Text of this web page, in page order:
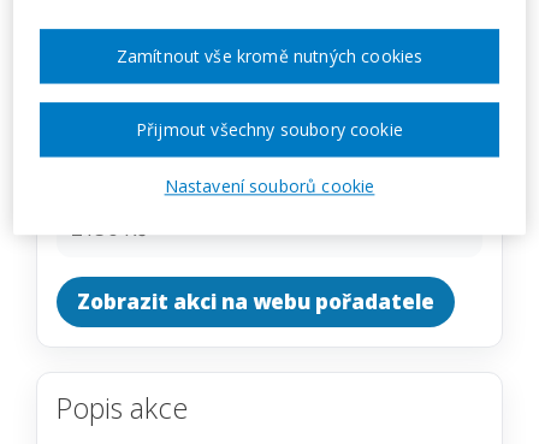
08. 03. 2027
MÍSTO
Ústecký
2150 Kč
Zobrazit akci na webu pořadatele
Popis akce
Nastavení souborů cookie
Zamítnout vše kromě nutných cookies
Přijmout všechny soubory cookie